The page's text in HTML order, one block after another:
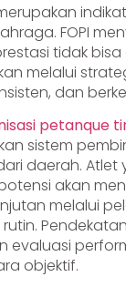
FOPI
tidak bisa
melalui
dan
petanque
sistem
daerah. Atlet
akan
melalui
evaluasi
objektif.